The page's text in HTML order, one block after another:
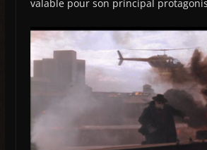
valable pour son principal